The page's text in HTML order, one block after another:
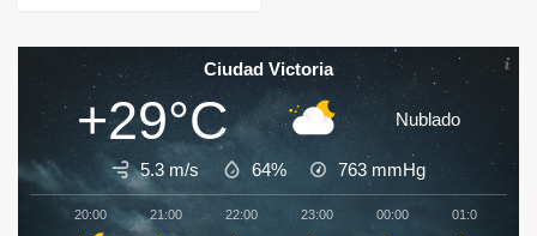
Ciudad Victoria
+29°C Nublado
5.3 m/s 64% 763 mmHg
20:00 21:00 22:00 23:00 00:00 01:00